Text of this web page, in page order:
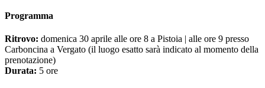
Programma
Ritrovo: domenica 30 aprile alle ore 8 a Pistoia | alle ore 9 presso
Carboncina a Vergato (il luogo esatto sarà indicato al momento della
prenotazione)
Durata: 5 ore